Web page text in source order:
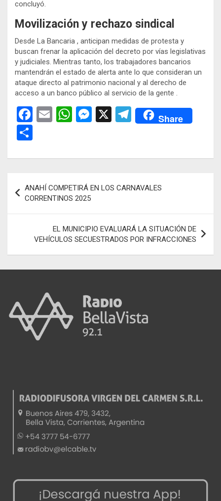
concluyó.
Movilización y rechazo sindical
Desde La Bancaria , anticipan medidas de protesta y
buscan frenar la aplicación del decreto por vías legislativas
y judiciales. Mientras tanto, los trabajadores bancarios
mantendrán el estado de alerta ante lo que consideran un
ataque directo al patrimonio nacional y al derecho de
acceso a un banco público al servicio de la gente .
F
b
o
k
E
W
s
p
p
M
n
er
X
T
gr
m
Share
m
p
ar
tir
Navegación
de
entradas
ANAHÍ COMPETIRÁ EN LOS CARNAVALES
CORRENTINOS 2025
EL MUNICIPIO EVALUARÁ LA SITUACIÓN DE
VEHÍCULOS SECUESTRADOS POR INFRACCIONES